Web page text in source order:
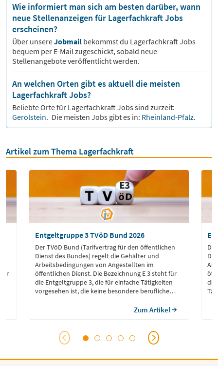
Wie informiert man sich am besten darüber, wann
neue Stellenanzeigen für Lagerfachkraft Jobs
erscheinen?
Über unsereJobmail bekommst du Lagerfachkraft Jobs
bequem per E-Mail zugeschickt, sobald neue
Stellenangebote veröffentlicht werden.
An welchen Orten gibt es aktuell die meisten
Lagerfachkraft Jobs?
Beliebte Orte für Lagerfachkraft Jobs sind zurzeit:
Gerolstein. Die meisten Jobs gibt es in: Rheinland-Pfalz.
Artikel zum Thema Lagerfachkraft
Entgeltgruppe 3 TVöD Bund 2026
Der TVöD Bund (Tarifvertrag für den öffentlichen
Dienst des Bundes) regelt die Gehälter und
Arbeitsbedingungen von Angestellten im
öffentlichen Dienst. Die Bezeichnung E 3 steht für
die Entgeltgruppe 3, die für einfache Tätigkeiten
vorgesehen ist, die keine besondere berufliche
Entgeltgruppe 3 richtet sich typischerweise an
Zum Artikel
die